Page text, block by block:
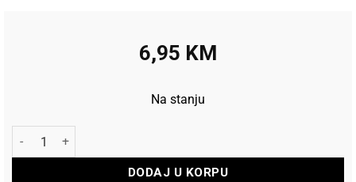
6,95 KM
Na stanju
Harrows Pikado nastavci Supergrip Black/Silver Short 2BA
DODAJ U KORPU